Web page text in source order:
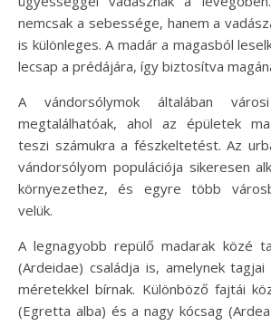
nemcsak a sebessége, hanem a
is különleges. A madár a magasból
lecsap a prédájára, így biztosítva
A vándorsólymok általában
megtalálhatóak, ahol az épületek
teszi számukra a fészkeltetést. Az
vándorsólyom populációja sikeresen
környezethez, és egyre több
velük.
A legnagyobb repülő madarak közé
(Ardeidae) családja is, amelynek
méretekkel bírnak. Különböző fajtái
(Egretta alba) és a nagy kócsag